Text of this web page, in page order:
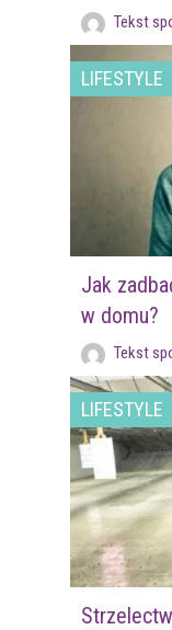
Tekst
LIFESTYLE
Jak
w domu?
Tekst
LIFESTYLE